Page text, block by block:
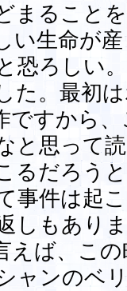
まること
生命が
恐ろしい
た。最初
ですから
と思って
るだろう
事件は起
しもあり
ば、こ
ャンのベ